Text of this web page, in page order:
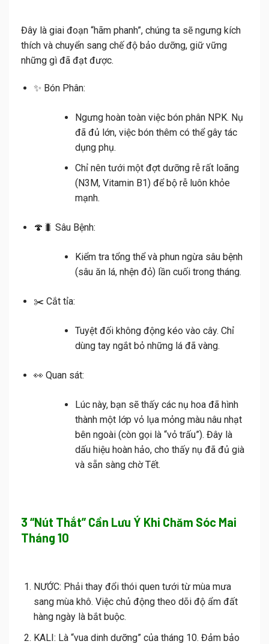
Đây là giai đoạn “hãm phanh”, chúng ta sẽ ngưng kích
thích và chuyển sang chế độ bảo dưỡng, giữ vững
những gì đã đạt được.
✨ Bón Phân:
Ngưng hoàn toàn việc bón phân NPK. Nụ
đã đủ lớn, việc bón thêm có thể gây tác
dụng phụ.
Chỉ nên tưới một đợt dưỡng rễ rất loãng
(N3M, Vitamin B1) để bộ rễ luôn khỏe
mạnh.
🍄🐛 Sâu Bệnh:
Kiểm tra tổng thể và phun ngừa sâu bệnh
(sâu ăn lá, nhện đỏ) lần cuối trong tháng.
✂️ Cắt tỉa:
Tuyệt đối khôngđộng kéo vào cây. Chỉ
dùng tay ngắt bỏ những lá đã vàng.
👀 Quan sát:
Lúc này, bạn sẽ thấy các nụ hoa đã hình
thành một lớp vỏ lụa mỏng màu nâu nhạt
bên ngoài (còn gọi là “vỏ trấu”). Đây là
dấu hiệu hoàn hảo, cho thấy nụ đã đủ già
và sẵn sàng chờ Tết.
3 “Nút Thắt” Cần Lưu Ý Khi Chăm Sóc Mai
Tháng 10
NƯỚC: Phải thay đổi thói quen tưới từ mùa mưa
sang mùa khô. Việc chủ động theo dõi độ ẩm đất
hàng ngày là bắt buộc.
KALI: Là “vua dinh dưỡng” của tháng 10. Đảm bảo